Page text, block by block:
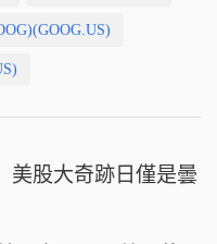
美股大奇跡日僅是曇